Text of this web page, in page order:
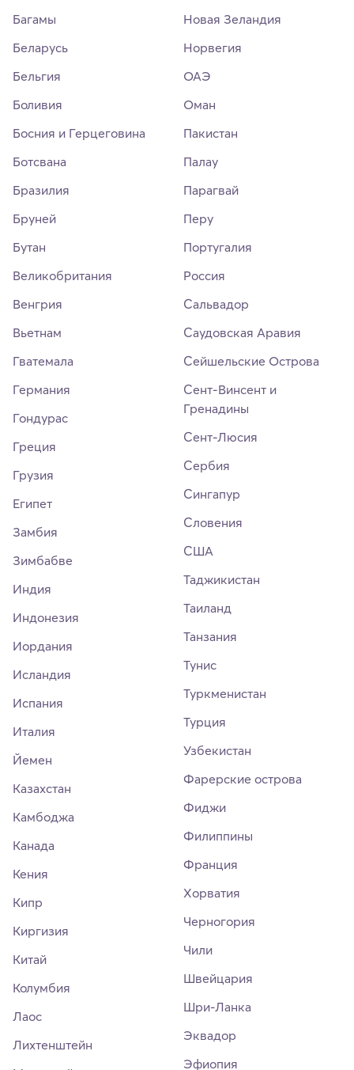
Багамы
Беларусь
Бельгия
Боливия
Босния и Герцеговина
Ботсвана
Бразилия
Бруней
Бутан
Великобритания
Венгрия
Вьетнам
Гватемала
Германия
Гондурас
Греция
Грузия
Египет
Замбия
Зимбабве
Индия
Индонезия
Иордания
Исландия
Испания
Италия
Йемен
Казахстан
Камбоджа
Канада
Кения
Кипр
Киргизия
Китай
Колумбия
Лаос
Лихтенштейн
Новая Зеландия
Норвегия
ОАЭ
Оман
Пакистан
Палау
Парагвай
Перу
Португалия
Россия
Сальвадор
Саудовская Аравия
Сейшельские Острова
Сент-Винсент и
Гренадины
Сент-Люсия
Сербия
Сингапур
Словения
США
Таджикистан
Таиланд
Танзания
Тунис
Туркменистан
Турция
Узбекистан
Фарерские острова
Фиджи
Филиппины
Франция
Хорватия
Черногория
Чили
Швейцария
Шри-Ланка
Эквадор
Эфиопия